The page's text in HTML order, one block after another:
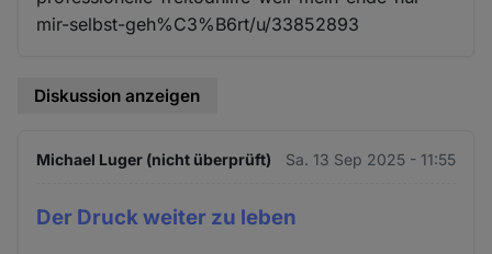
mir-selbst-geh%C3%B6rt/u/33852893
Diskussion anzeigen
Michael Luger (nicht überprüft) Sa. 13 Sep 2025 - 11:55
Der Druck weiter zu leben